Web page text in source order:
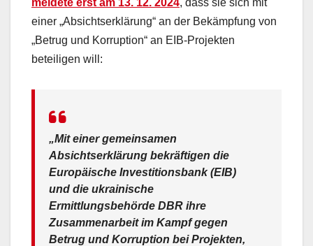
einer „Absichtserklärung“ an der Bekämpfung von
„Betrug und Korruption“ an EIB-Projekten
beteiligen will:
„Mit einer gemeinsamen
Absichtserklärung bekräftigen die
Europäische Investitionsbank (EIB)
und die ukrainische
Ermittlungsbehörde DBR ihre
Zusammenarbeit im Kampf gegen
Betrug und Korruption bei Projekten,